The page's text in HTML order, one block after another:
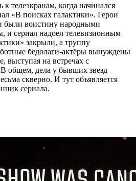
телеэкранам, когда начинался
«В поисках галактики». Герои
были воистину народными
и сериал надоел телевизионным
закрыли, а труппу
бедолаги-актёры вынуждены
выступая на встречах с
общем, дела у бывших звезд
скверно. И тут объявляется
сериала.